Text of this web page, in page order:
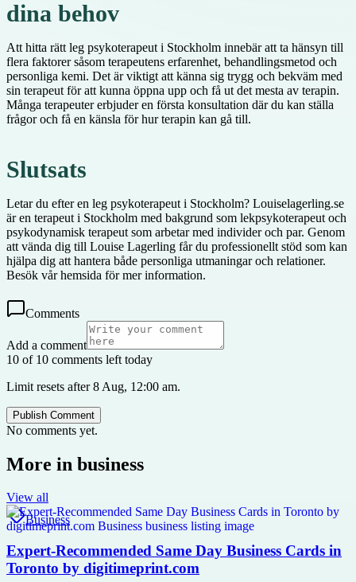
dina behov
Att hitta rätt leg psykoterapeut i Stockholm innebär att ta hänsyn till
flera faktorer såsom terapeutens erfarenhet, behandlingsmetod och
personliga kemi. Det är viktigt att känna sig trygg och bekväm med
sin terapeut för att kunna öppna upp och få ut det mesta av terapin.
Många terapeuter erbjuder en första konsultation där du kan ställa
frågor och få en känsla för hur terapin kan gå till.
Slutsats
Letar du efter en leg psykoterapeut i Stockholm? Louiselagerling.se
är en terapeut i Stockholm med bakgrund som lekpsykoterapeut och
psykodynamisk terapeut som arbetar med individer och par. Genom
att vända dig till Louise Lagerling får du professionellt stöd som kan
hjälpa dig att hantera både personliga utmaningar och relationer.
Besök vår hemsida för mer information.
Comments
Add a comment
10 of 10 comments left today
Limit resets after 8 Aug, 12:00 am.
Publish Comment
No comments yet.
More in business
View all
Business
Expert-Recommended Same Day Business Cards in
Toronto by digitimeprint.com